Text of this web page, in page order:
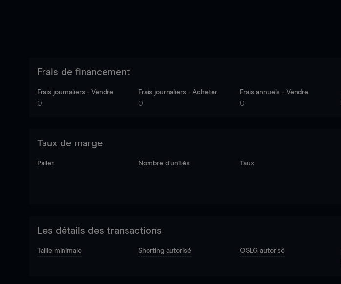
Frais de financement
Frais journaliers - Vendre
0
Frais journaliers - Acheter
0
Frais annuels - Vendre
0
Taux de marge
Palier Nombre d’unités Taux
Les détails des transactions
Taille minimale Shorting autorisé OSLG autorisé